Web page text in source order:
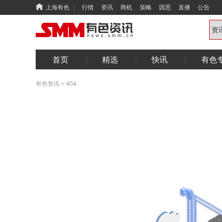
上海有色 行情 资讯 商机 策略 因思 直播 公告
首页 精选 快讯 有色
有色资讯> 404